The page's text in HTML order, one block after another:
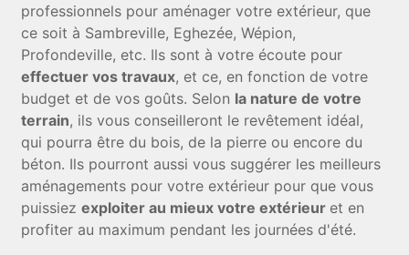
professionnels pour aménager votre extérieur, que
ce soit à Sambreville, Eghezée, Wépion,
Profondeville, etc. Ils sont à votre écoute pour
effectuer vos travaux, et ce, en fonction de votre
budget et de vos goûts. Selon la nature de votre
terrain, ils vous conseilleront le revêtement idéal,
qui pourra être du bois, de la pierre ou encore du
béton. Ils pourront aussi vous suggérer les meilleurs
aménagements pour votre extérieur pour que vous
puissiezexploiter au mieux votre extérieur et en
profiter au maximum pendant les journées d'été.